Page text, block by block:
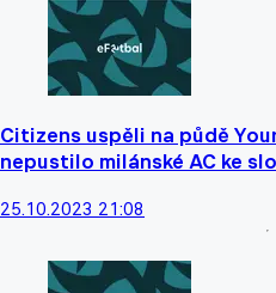
Citizens uspěli na půdě
nepustilo milánské AC ke
25.10.2023 21:08